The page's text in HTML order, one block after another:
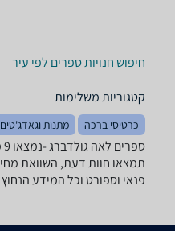
חיפוש חנויות ספרים לפי עיר
קטגוריות משלימות
כרטיסי ברכה מתנות וגאדג'טים
תמצאו חוות דעת, השוואת
פנאי וספורט וכל המידע